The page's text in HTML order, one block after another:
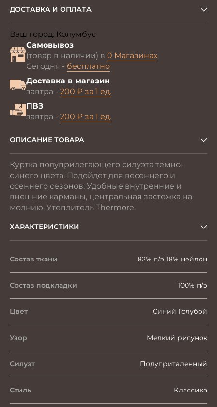
ДОСТАВКА И ОПЛАТА
Ваш город: Колумбус
Самовывоз
(товар в наличии) в 0 Магазинах
Сегодня - бесплатно
Доставка в магазин
завтра - 200 ₽ за 1 ед.
ПВЗ
завтра - 200 ₽ за 1 ед.
ОПИСАНИЕ ТОВАРА
Куртка полуприлегающего силуэта темно-
синего цвета. Подойдет для весеннего и
осеннего сезонов. Удобные внутренние и
внешние карманы, центральная застежка на
молнию. Утеплитель Thermore.
ХАРАКТЕРИСТИКИ
Состав ткани 82% п/э 18% нейлон
Состав подкладки 100% п/э
Цвет Синий Голубой
Узор Мелкий рисунок
Силуэт Полуприталенный
Стиль Классика